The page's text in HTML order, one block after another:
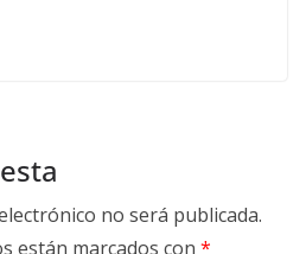
no será publicada.
están marcados con *